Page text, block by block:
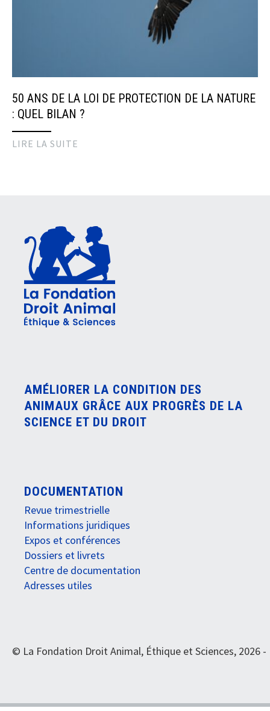
50 ANS DE LA LOI DE PROTECTION DE LA NATURE
: QUEL BILAN ?
LIRE LA SUITE
AMÉLIORER LA CONDITION DES
ANIMAUX GRÂCE AUX PROGRÈS DE LA
SCIENCE ET DU DROIT
DOCUMENTATION
Revue trimestrielle
Informations juridiques
Expos et conférences
Dossiers et livrets
Centre de documentation
Adresses utiles
© La Fondation Droit Animal, Éthique et Sciences, 2026 -